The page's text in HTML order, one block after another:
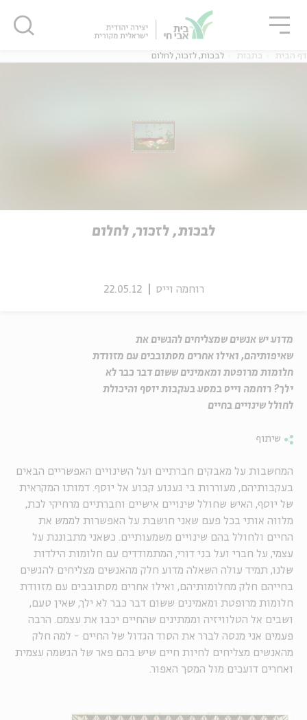
אנגלית
דף הבית כתבות לבכות, לזכור, לחלום
לבכות, לזכור, לחלום
רוחמה וייס 22.05.12
מדוע יש אנשים שמצליחים להגשים את
שאיפותיהם, ואילו אחרים מסתובבים עם מזוודת
חלומות מרופטת ומאמינים ששום דבר כבר לא
ילך? רוחמה וייס במסע בעקבות יוסף והיכולת
לחולל שינויים בחיים
שיתוף
המחשבות על מאבקים חברתיים ועל השינויים האפשריים הבאים
בעקבותיהם, מעוררות בי געגוע קבוע אל יוסף. דמותו המקראית
של יוסף, האיש שחולל שינויים אישיים וחברתיים מרחיקי לכת,
מלווה אותי בכל פעם שאני חושבת על האפשרות לממש את
החיים ולחולל בהם שינויים משמעותיים. כשאני מתבוננת על
עצמי, על חברי ועל בני דורי, המתמודדים עם חלומות הילדות
שלנו, תמיד עולה השאלה מדוע חלק מהאנשים מצליחים להגשים
בחייהם חלק מחלומותיהם, ואילו אחרים מסתובבים עם מזוודת
חלומות מרופטת ומאמינים ששום דבר כבר לא ילך, שאין טעם,
ושבים אל הטלוויזיה וממתינים שהחיים יכבו את עצמם. הרבה
פעמים אני מנסה לברר את הסוד הגדול של החיים - למה חלק
מהאנשים מצליחים לחיות חיים שיש בהם פאר של הגשמה עצמית
ואחרים דועכים מול המסך האפור.
סגור